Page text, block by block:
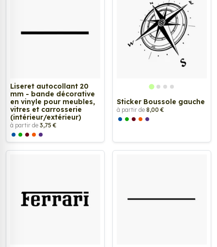
Liseret autocollant 20
mm - bande décorative
en vinyle pour meubles,
vitres et carrosserie
(intérieur/extérieur)
à partir de 3,75 €
Sticker Boussole gauche
à partir de 8,00 €